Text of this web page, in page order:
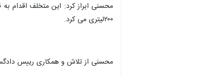
محسنی ابراز کرد: این متخلف اقدام
۲۰۰لیتری می کرد.
محسنی از تلاش و همکاری رییس